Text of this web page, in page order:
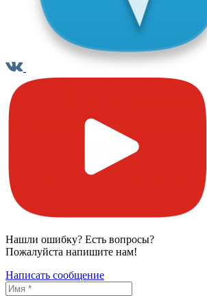
Нашли ошибку? Есть вопросы?
Пожалуйста напишите нам!
Написать сообщение